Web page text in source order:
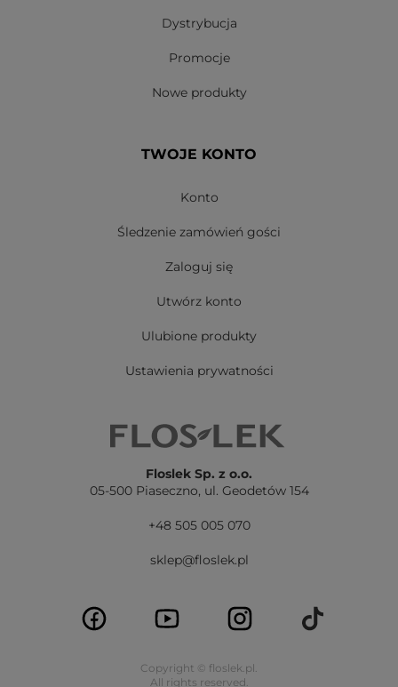
Dystrybucja
Promocje
Nowe produkty
TWOJE KONTO
Konto
Śledzenie zamówień gości
Zaloguj się
Utwórz konto
Ulubione produkty
Ustawienia prywatności
Floslek Sp. z o.o.
05-500 Piaseczno, ul. Geodetów 154
+48 505 005 070
sklep@floslek.pl
Copyright © floslek.pl.
All rights reserved.